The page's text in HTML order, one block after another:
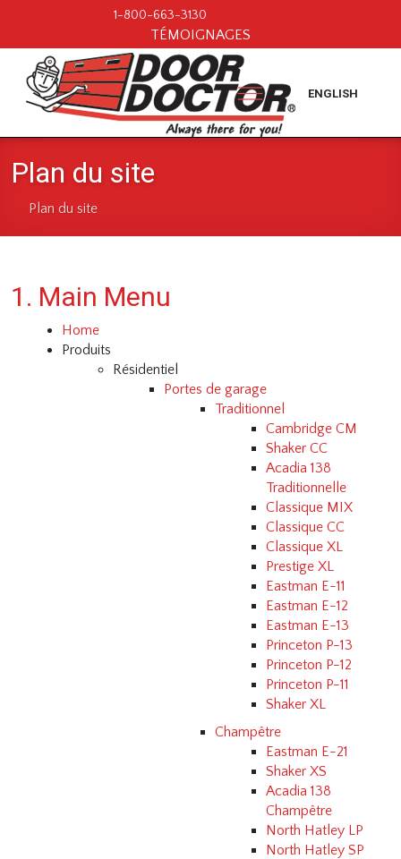
1-800-663-3130
TÉMOIGNAGES
ENGLISH
Plan du site
Plan du site
1. Main Menu
Home
Produits
Résidentiel
Portes de garage
Traditionnel
Cambridge CM
Shaker CC
Acadia 138
Traditionnelle
Classique MIX
Classique CC
Classique XL
Prestige XL
Eastman E-11
Eastman E-12
Eastman E-13
Princeton P-13
Princeton P-12
Princeton P-11
Shaker XL
Champêtre
Eastman E-21
Shaker XS
Acadia 138
Champêtre
North Hatley LP
North Hatley SP